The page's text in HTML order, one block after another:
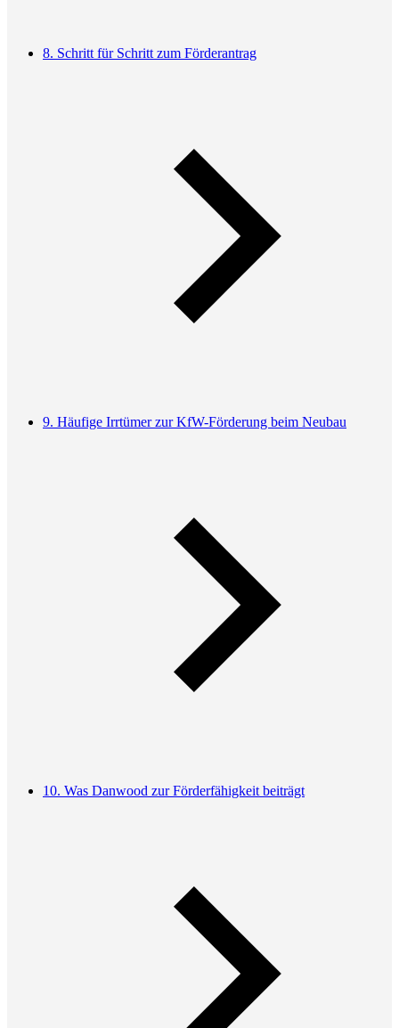
8. Schritt für Schritt zum Förderantrag
9. Häufige Irrtümer zur KfW-Förderung beim Neubau
10. Was Danwood zur Förderfähigkeit beiträgt